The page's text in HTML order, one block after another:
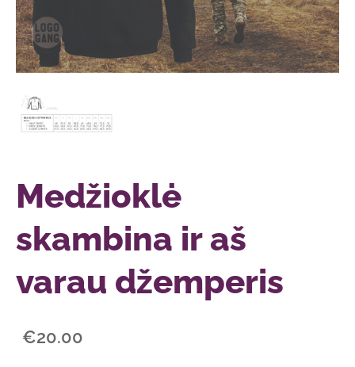
Medžioklė
skambina ir aš
varau džemperis
€20.00